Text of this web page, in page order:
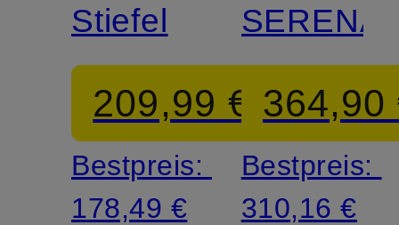
Stiefel
209,99 €
Bestpreis:
178,49 €
SERENA
364,90
Bestpreis:
310,16 €